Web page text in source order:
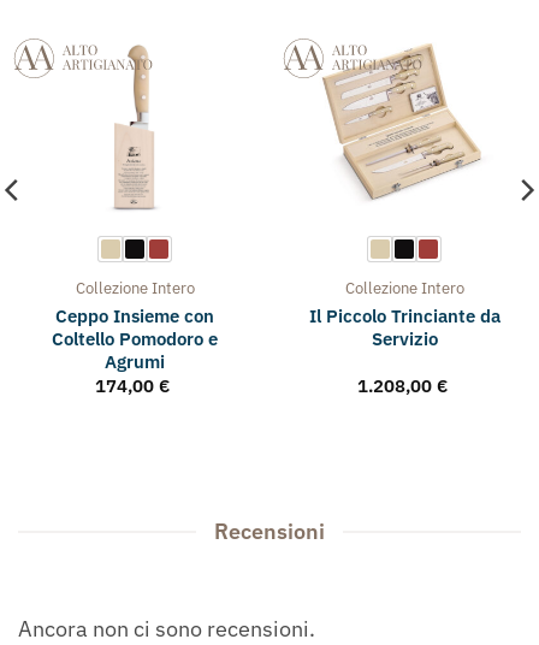
CollezioneIntero
Ceppo Insieme con
Coltello Pomodoro e
Agrumi
174,00 €
CollezioneIntero
Il Piccolo Trinciante da
Servizio
1.208,00 €
Recensioni
Ancora non ci sono recensioni.